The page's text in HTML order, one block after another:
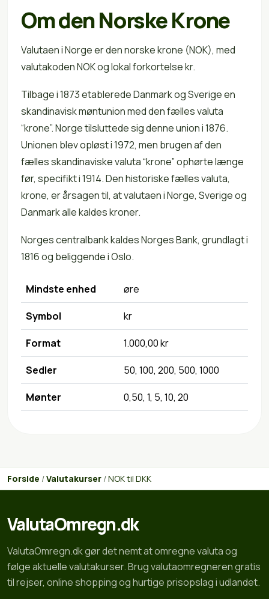
Om den Norske Krone
Valutaen i Norge er den norske krone (NOK), med
valutakoden NOK og lokal forkortelse kr.
Tilbage i 1873 etablerede Danmark og Sverige en
skandinavisk møntunion med den fælles valuta
“krone”. Norge tilsluttede sig denne union i 1876.
Unionen blev opløst i 1972, men brugen af den
fælles skandinaviske valuta “krone” ophørte længe
før, specifikt i 1914. Den historiske fælles valuta,
krone, er årsagen til, at valutaen i Norge, Sverige og
Danmark alle kaldes kroner.
Norges centralbank kaldes Norges Bank, grundlagt i
1816 og beliggende i Oslo.
Mindste enhed øre
Symbol kr
Format 1.000,00 kr
Sedler 50, 100, 200, 500, 1000
Mønter 0,50, 1, 5, 10, 20
Forside /Valutakurser /NOK til DKK
ValutaOmregn.dk
ValutaOmregn.dk gør det nemt at omregne valuta og
følge aktuelle valutakurser. Brug valutaomregneren gratis
til rejser, online shopping og hurtige prisopslag i udlandet.